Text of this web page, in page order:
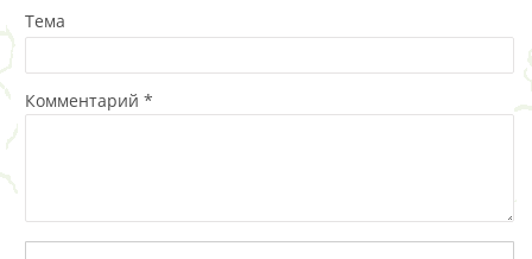
Тема
Комментарий *